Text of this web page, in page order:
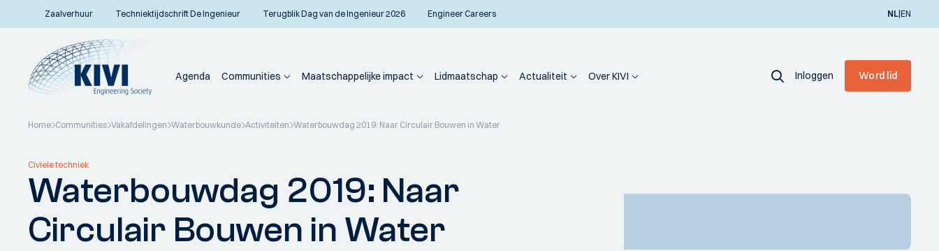
Zaalverhuur Techniektijdschrift De Ingenieur Terugblik Dag van de Ingenieur 2026 Engineer Careers NL|EN
Agenda Communities Maatschappelijke impact Lidmaatschap Actualiteit Over KIVI Inloggen Word lid
Home Communities Vakafdelingen Waterbouwkunde Activiteiten Waterbouwdag 2019: Naar Circulair Bouwen in Water
Terug naar overzicht
Civiele techniek
Waterbouwdag 2019: Naar
Circulair Bouwen in Water